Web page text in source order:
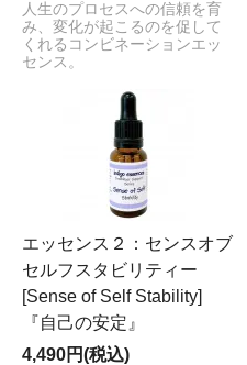
人生のプロセスへの信頼を育
み、変化が起こるのを促して
くれるコンビネーションエッ
センス。
エッセンス２：センスオブ
セルフスタビリティー
[Sense of Self Stability]
『自己の安定』
4,490円(税込)